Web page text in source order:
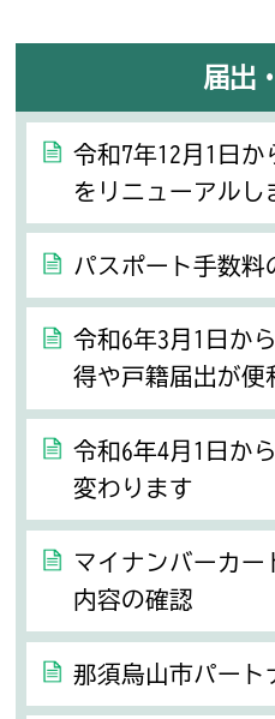
届出
令和7年12月1日
をリニューアルし
パスポート手数料
令和6年3月1日か
得や戸籍届出が便
令和6年4月1日か
変わります
マイナンバーカー
内容の確認
那須烏山市パート